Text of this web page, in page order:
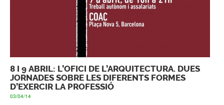
8 I 9 ABRIL: L’OFICI DE L’ARQUITECTURA. DUES
JORNADES SOBRE LES DIFERENTS FORMES
D’EXERCIR LA PROFESSIÓ
03/04/14